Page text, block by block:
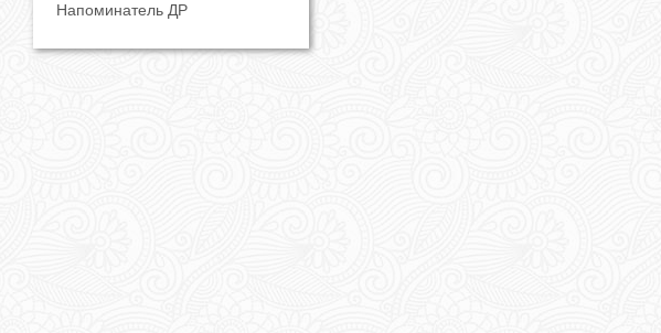
Напоминатель ДР